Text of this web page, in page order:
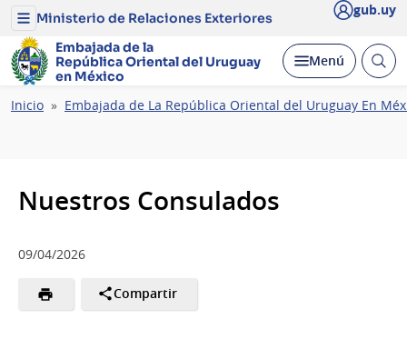
Menú
del
Ministerio
de
Relaciones
Exteriores
Ministerio de Relaciones Exteriores gub.uy
Embajada de la
República Oriental del Uruguay
en México
Desplegar
Menú Abrir
Ruta
Inicio Embajada de La República Oriental del Uruguay En
Nuestros Consulados
09/04/2026
Compartir